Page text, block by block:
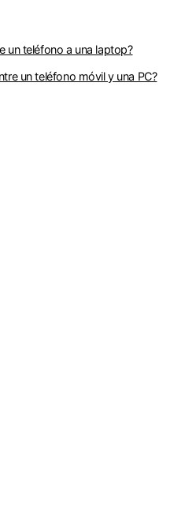
un teléfono a una laptop?
un teléfono móvil y una PC?